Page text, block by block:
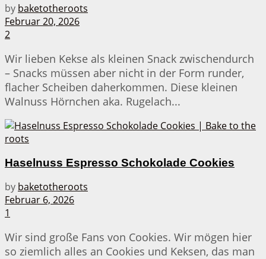
by baketotheroots
Februar 20, 2026
2
Wir lieben Kekse als kleinen Snack zwischendurch
– Snacks müssen aber nicht in der Form runder,
flacher Scheiben daherkommen. Diese kleinen
Walnuss Hörnchen aka. Rugelach...
Haselnuss Espresso Schokolade Cookies
by baketotheroots
Februar 6, 2026
1
Wir sind große Fans von Cookies. Wir mögen hier
so ziemlich alles an Cookies und Keksen, das man